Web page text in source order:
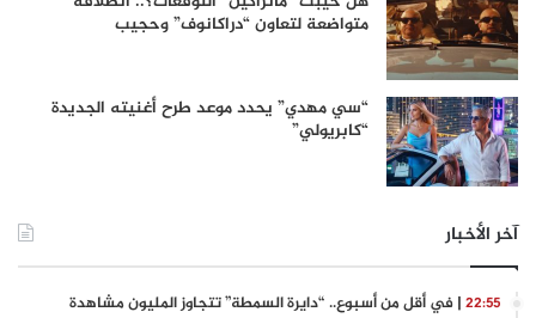
متواضعة لتعاون “دراكانوف” وحجيب
“سي مهدي” يحدد موعد طرح أغنيته الجديدة
“كابريولي”
آخر الأخبار
22:55 | في أقل من أسبوع.. “دايرة السمطة” تتجاوز المليون مشاهدة